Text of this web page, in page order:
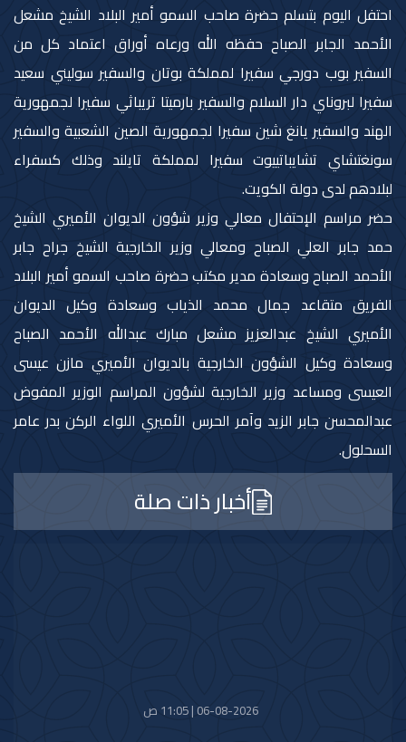
احتفل اليوم بتسلم حضرة صاحب السمو أمير البلاد الشيخ مشعل
الأحمد الجابر الصباح حفظه الله ورعاه أوراق اعتماد كل من
السفير بوب دورجي سفيرا لمملكة بوتان والسفير سوليني سعيد
سفيرا لبروناي دار السلام والسفير بارميتا تريباثي سفيرا لجمهورية
الهند والسفير يانغ شين سفيرا لجمهورية الصين الشعبية والسفير
سونغتشاي تشايباتييوت سفيرا لمملكة تايلند وذلك كسفراء
لبلادهم لدى دولة الكويت.
حضر مراسم الإحتفال معالي وزير شؤون الديوان الأميري الشيخ
حمد جابر العلي الصباح ومعالي وزير الخارجية الشيخ جراح جابر
الأحمد الصباح وسعادة مدير مكتب حضرة صاحب السمو أمير البلاد
الفريق متقاعد جمال محمد الذياب وسعادة وكيل الديوان
الأميري الشيخ عبدالعزيز مشعل مبارك عبدالله الأحمد الصباح
وسعادة وكيل الشؤون الخارجية بالديوان الأميري مازن عيسى
العيسى ومساعد وزير الخارجية لشؤون المراسم الوزير المفوض
عبدالمحسن جابر الزيد وآمر الحرس الأميري اللواء الركن بدر عامر
السحلول.
أخبار ذات صلة
06-08-2026 | 11:05 ص